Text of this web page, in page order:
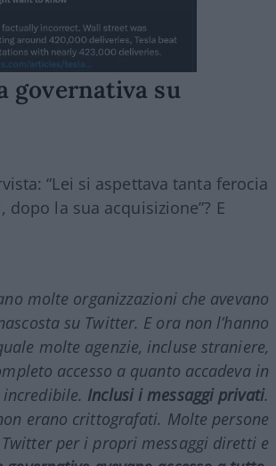
governativa su
“Lei si aspettava tanta ferocia
la sua acquisizione”? E
molte organizzazioni che avevano
su Twitter. E ora non l’hanno
molte agenzie, incluse straniere,
accesso a quanto accadeva in
Inclusi i messaggi privati.
erano crittografati. Molte persone
Twitterper i propri messaggi diretti e